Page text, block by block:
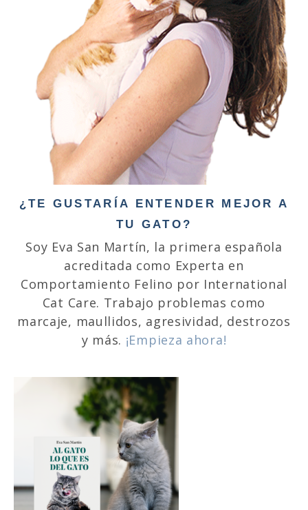
¿TE GUSTARÍA ENTENDER MEJOR A
TU GATO?
Soy Eva San Martín, la primera española
acreditada como Experta en
Comportamiento Felino por International
Cat Care. Trabajo problemas como
marcaje, maullidos, agresividad, destrozos
y más. ¡Empieza ahora!